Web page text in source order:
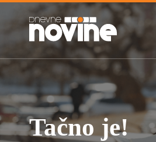
Tačno je!